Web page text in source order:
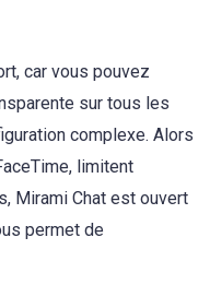
car vous pouvez
sur tous les
complexe. Alors
limitent
Mirami Chat est ouvert
permet de